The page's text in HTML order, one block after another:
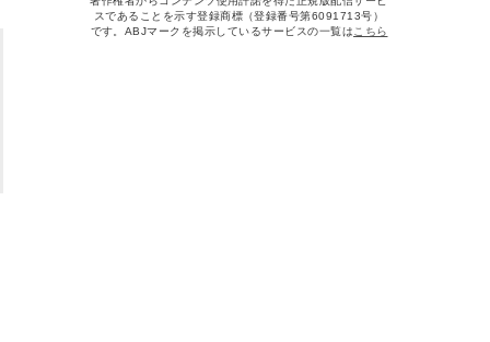
スであることを示す登録商標（登録番号第6091713号）
です。ABJマークを掲示しているサービスの一覧はこちら